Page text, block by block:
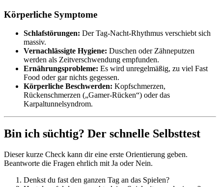
Körperliche Symptome
Schlafstörungen: Der Tag-Nacht-Rhythmus verschiebt sich
massiv.
Vernachlässigte Hygiene: Duschen oder Zähneputzen
werden als Zeitverschwendung empfunden.
Ernährungsprobleme: Es wird unregelmäßig, zu viel Fast
Food oder gar nichts gegessen.
Körperliche Beschwerden: Kopfschmerzen,
Rückenschmerzen („Gamer-Rücken“) oder das
Karpaltunnelsyndrom.
Bin ich süchtig? Der schnelle Selbsttest
Dieser kurze Check kann dir eine erste Orientierung geben.
Beantworte die Fragen ehrlich mit Ja oder Nein.
Denkst du fast den ganzen Tag an das Spielen?